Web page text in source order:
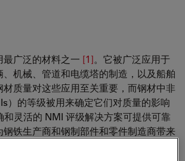
广泛的材料之一 [1]。它被广泛应用于
机械、管道和电缆塔的制造，以及船舶
质量对这些应用至关重要，而钢材中非
）的等级被用来确定它们对质量的影响
和灵活的 NMI 评级解决方案可提供可靠
铁生产商和钢制部件和零件制造商带来